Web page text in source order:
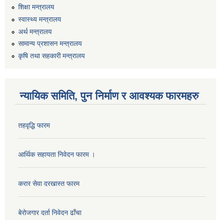
शिक्षा मन्त्रालय
स्वास्थ्य मन्त्रालय
अर्थ मन्त्रालय
सामान्य प्रशासन मन्त्रालय
कृषि तथा सहकारी मन्त्रालय
न्यायिक समिति, पुन निर्माण र आवश्यक फारमहरु
तहवृद्धि फारम
आर्थिक सहायता निवेदन फारम ।
करार सेवा दरखास्त फारम
बेरोजगार दर्ता निवेदन ढाँचा